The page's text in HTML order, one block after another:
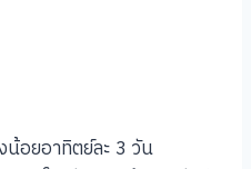
น้อยอาทิตย์ละ 3 วัน